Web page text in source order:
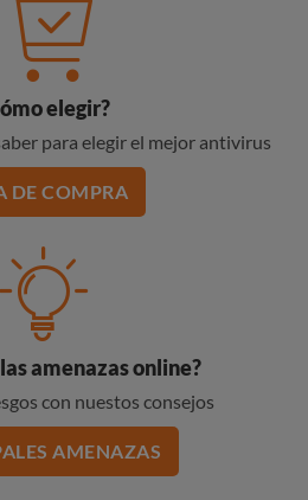
elegir?
para elegir el mejor antivirus
DE COMPRA
amenazas online?
con nuestos consejos
AMENAZAS